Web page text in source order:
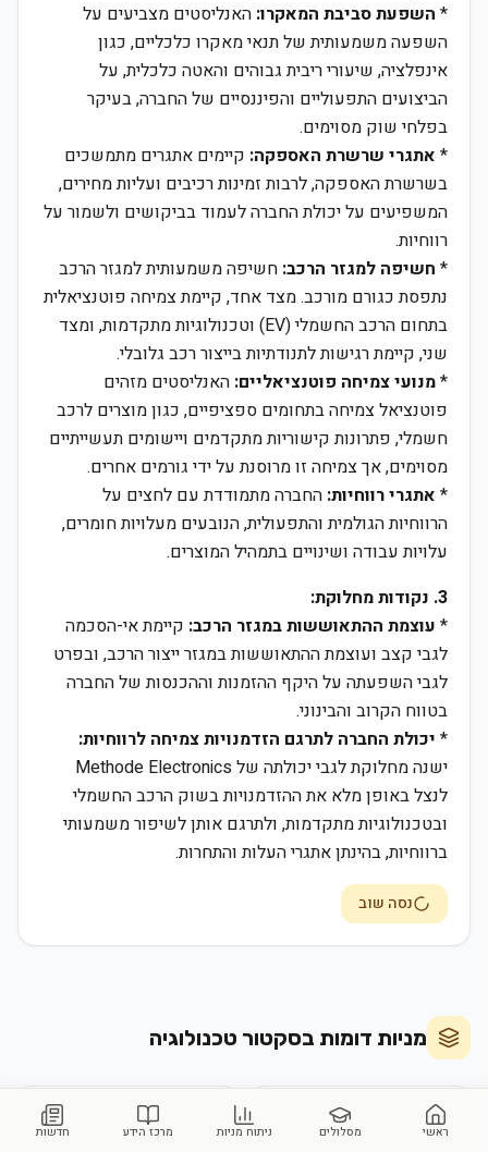
* השפעת סביבת המאקרו: האנליסטים מצביעים על
השפעה משמעותית של תנאי מאקרו כלכליים, כגון
אינפלציה, שיעורי ריבית גבוהים והאטה כלכלית, על
הביצועים התפעוליים והפיננסיים של החברה, בעיקר
בפלחי שוק מסוימים.
* אתגרי שרשרת האספקה: קיימים אתגרים מתמשכים
בשרשרת האספקה, לרבות זמינות רכיבים ועליות מחירים,
המשפיעים על יכולת החברה לעמוד בביקושים ולשמור על
רווחיות.
* חשיפה למגזר הרכב: חשיפה משמעותית למגזר הרכב
נתפסת כגורם מורכב. מצד אחד, קיימת צמיחה פוטנציאלית
בתחום הרכב החשמלי (EV) וטכנולוגיות מתקדמות, ומצד
שני, קיימת רגישות לתנודתיות בייצור רכב גלובלי.
*מנועי צמיחה פוטנציאליים: האנליסטים מזהים
פוטנציאל צמיחה בתחומים ספציפיים, כגון מוצרים לרכב
חשמלי, פתרונות קישוריות מתקדמים ויישומים תעשייתיים
מסוימים, אך צמיחה זו מרוסנת על ידי גורמים אחרים.
* אתגרי רווחיות: החברה מתמודדת עם לחצים על
הרווחיות הגולמית והתפעולית, הנובעים מעלויות חומרים,
עלויות עבודה ושינויים בתמהיל המוצרים.
3. נקודות מחלוקת:
* עוצמת ההתאוששות במגזר הרכב: קיימת אי-הסכמה
לגבי קצב ועוצמת ההתאוששות במגזר ייצור הרכב, ובפרט
לגבי השפעתה על היקף ההזמנות וההכנסות של החברה
בטווח הקרוב והבינוני.
* יכולת החברה לתרגם הזדמנויות צמיחה לרווחיות:
ישנה מחלוקת לגבי יכולתה של Methode Electronics
לנצל באופן מלא את ההזדמנויות בשוק הרכב החשמלי
ובטכנולוגיות מתקדמות, ולתרגם אותן לשיפור משמעותי
ברווחיות, בהינתן אתגרי העלות והתחרות.
נסה שוב
מניות דומות בסקטור טכנולוגיה
אפל
AAPL
מייקרוסופט
MSFT ראשי מסלולים ניתוח מניות מרכז הידע חדשות